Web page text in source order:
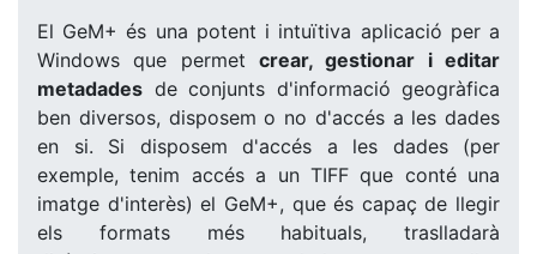
El GeM+ és una potent i intuïtiva aplicació per a
Windows que permet crear, gestionar i editar
metadades de conjunts d'informació geogràfica
ben diversos, disposem o no d'accés a les dades
en si. Si disposem d'accés a les dades (per
exemple, tenim accés a un TIFF que conté una
imatge d'interès) el GeM+, que és capaç de llegir
els formats més habituals, traslladarà